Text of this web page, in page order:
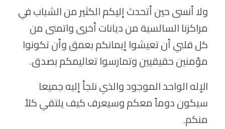
ولا أنسى حين أتحدث إليكم الكثير من الشباب في
مراكزنا السالسية من ديانات أخرى واتمنى من
كل قلبي أن تعيشوا إيمانكم بعمق وأن تكونوا
مؤمنين حقيقيين وتمارسوا تعاليمكم بصدق.
الإله الواحد الموجود والذي نلجأ إليه جميعا
سيكون دوماً معكم وسيعرف كيف يلتقي كلاً
منكم.